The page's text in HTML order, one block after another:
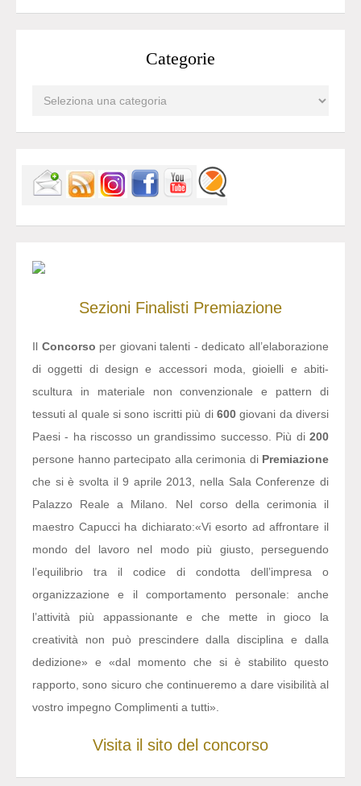
Categorie
Sezioni Finalisti Premiazione
Il Concorso per giovani talenti - dedicato all’elaborazione
di oggetti di design e accessori moda, gioielli e abiti-
scultura in materiale non convenzionale e pattern di
tessuti al quale si sono iscritti più di 600giovani da diversi
Paesi - ha riscosso un grandissimo successo. Più di 200
persone hanno partecipato alla cerimonia di Premiazione
che si è svolta il 9 aprile 2013, nella Sala Conferenze di
Palazzo Reale a Milano. Nel corso della cerimonia il
maestro Capucci ha dichiarato:«Vi esorto ad affrontare il
mondo del lavoro nel modo più giusto, perseguendo
l’equilibrio tra il codice di condotta dell’impresa o
organizzazione e il comportamento personale: anche
l’attività più appassionante e che mette in gioco la
creatività non può prescindere dalla disciplina e dalla
dedizione» e «dal momento che si è stabilito questo
rapporto, sono sicuro che continueremo a dare visibilità al
vostro impegno Complimenti a tutti».
Visita il sito del concorso